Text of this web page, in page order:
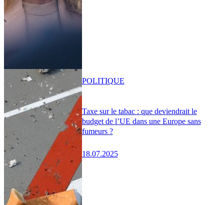
Taxe sur le tabac : que deviendrait le
budget de l’UE dans une Europe sans
fumeurs ?
18.07.2025
POLITIQUE